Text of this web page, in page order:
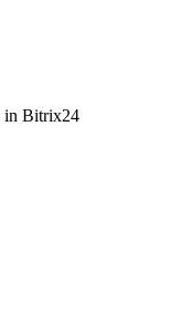
in Bitrix24